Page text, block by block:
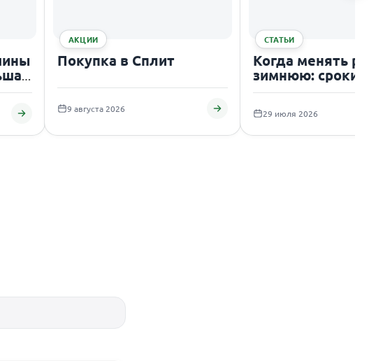
АКЦИИ
Покупка в Сплит
9 августа 2026
СТАТЬИ
Когда менять
зимнюю: сроки
Петербурга
29 июля 2026